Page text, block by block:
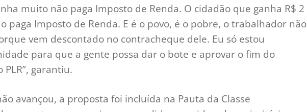
muito não paga Imposto de Renda. O cidadão que ganha R$ 2
paga Imposto de Renda. E é o povo, é o pobre, o trabalhador não
vem descontado no contracheque dele. Eu só estou
para que a gente possa dar o bote e aprovar o fim do
garantiu.
avançou, a proposta foi incluída na Pauta da Classe